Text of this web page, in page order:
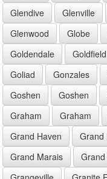
Glendive
Glenville
Glenwood
Globe
Goldendale
Goldfield
Goliad
Gonzales
Goshen
Goshen
Graham
Graham
Grand Haven
Grand
Grand Marais